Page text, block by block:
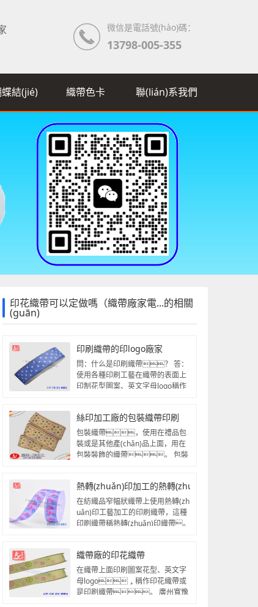
微信是電話號(hào)碼：
13798-005-355
結(jié) 織帶色卡 聯(lián)系我們
印花織帶可以定做嗎（織帶廠家電...的相關
(guān)
印刷織帶的印logo廠家
問：什么是印刷織帶？ 答：
使用各種印刷工藝在織帶的表面上
印制花型圖案、英文字母logo稱作
絲印加工廠的包裝織帶印刷
包裝織帶，使用在禮品包
裝或是其他產(chǎn)品上面，用在
包裝裝飾的織帶。 包裝
熱轉(zhuǎn)印加工的熱轉(zhuǎn)印織帶
在紡織品窄幅狀織帶上使用熱轉(zh
uǎn)印工藝加工的印刷織帶，這種
印刷織帶稱熱轉(zhuǎn)印織帶。
織帶廠的印花織帶
在織帶上面印刷圖案花型、英文字
母logo，稱作印花織帶或
是印刷織帶。 廣州寬豫